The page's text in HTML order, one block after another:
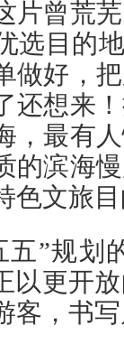
片曾荒
选目的
做好，
还想来
，最有
的滨海
色文旅
五”规划
以更开
客，书